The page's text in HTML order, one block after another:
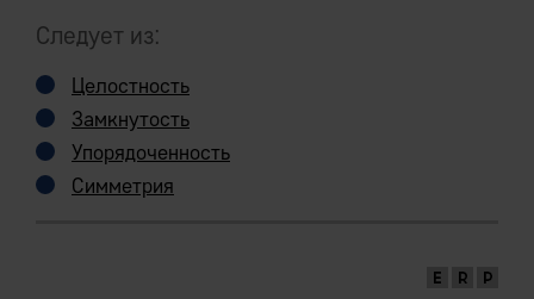
Следует из:
Целостность
Замкнутость
Упорядоченность
Симметрия